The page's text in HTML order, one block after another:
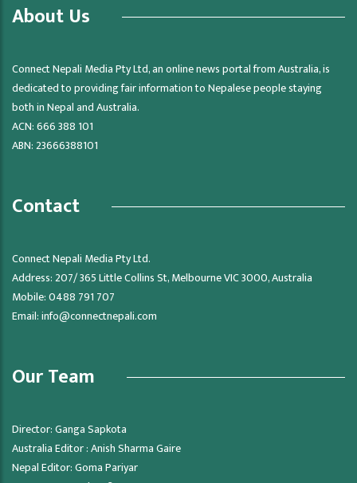
About Us
Connect Nepali Media Pty Ltd, an online news portal from Australia, is
dedicated to providing fair information to Nepalese people staying
both in Nepal and Australia.
ACN: 666 388 101
ABN: 23666388101
Contact
Connect Nepali Media Pty Ltd.
Address: 207/ 365 Little Collins St, Melbourne VIC 3000, Australia
Mobile: 0488 791 707
Email:info@connectnepali.com
Our Team
Director: Ganga Sapkota
Australia Editor : Anish Sharma Gaire
Nepal Editor: Goma Pariyar